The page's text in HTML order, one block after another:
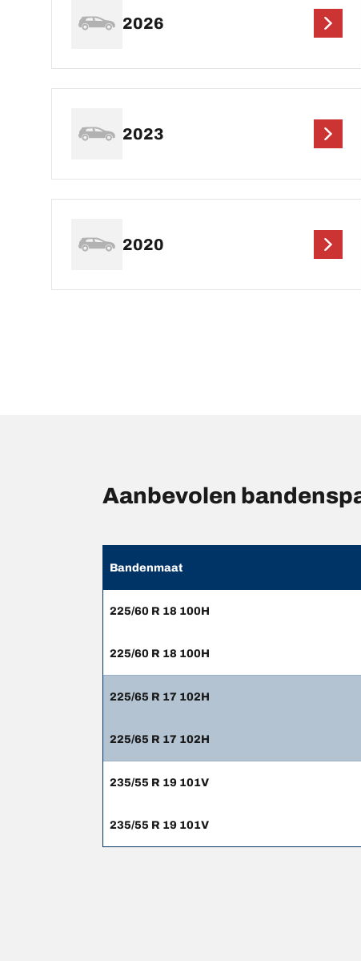
2026
2023
2020
Aanbevolen
Bandenmaat
225/60 R 18 100H
225/60 R 18 100H
225/65 R 17 102H
225/65 R 17 102H
235/55 R 19 101V
235/55 R 19 101V